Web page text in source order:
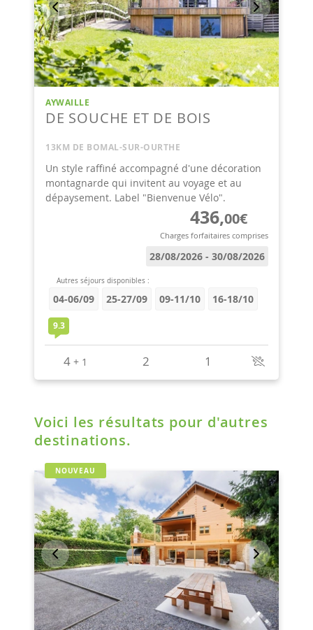
Voici les résultats pour d'autres
destinations.